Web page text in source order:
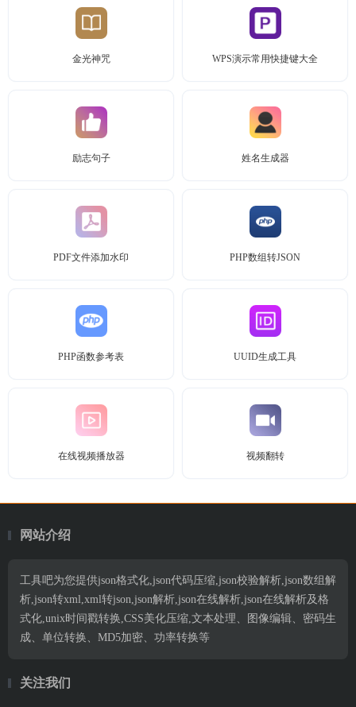
金光神咒 WPS演示常用快捷键大全
励志句子 姓名生成器
PDF文件添加水印 PHP数组转JSON
PHP函数参考表 UUID生成工具
在线视频播放器 视频翻转
网站介绍
工具吧为您提供json格式化,json代码压缩,json校验解析,json数组解
析,json转xml,xml转json,json解析,json在线解析,json在线解析及格
式化,unix时间戳转换,CSS美化压缩,文本处理、图像编辑、密码生
成、单位转换、MD5加密、功率转换等
关注我们